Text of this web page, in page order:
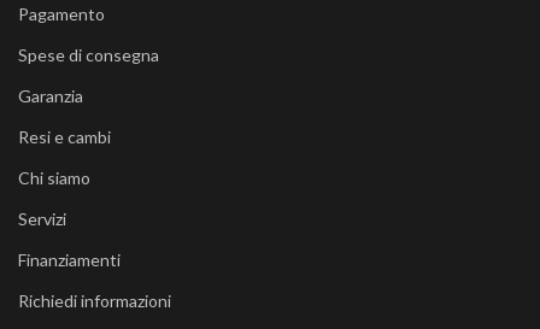
Pagamento
Spese di consegna
Garanzia
Resi e cambi
Chi siamo
Servizi
Finanziamenti
Richiedi informazioni